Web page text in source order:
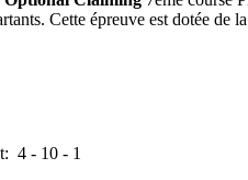
Cette épreuve est dotée de
4 - 10 - 1